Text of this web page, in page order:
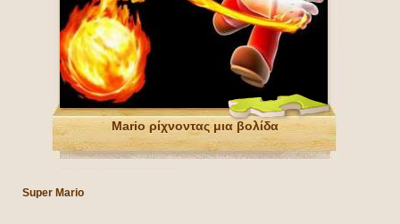
Mario ρίχνοντας μια βολίδα
Super Mario